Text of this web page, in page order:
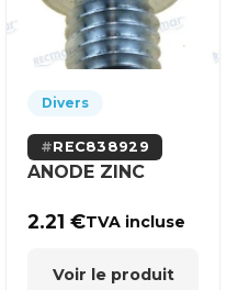
Divers
REC838929
ANODE ZINC
2.21€TVA incluse
Voir le produit